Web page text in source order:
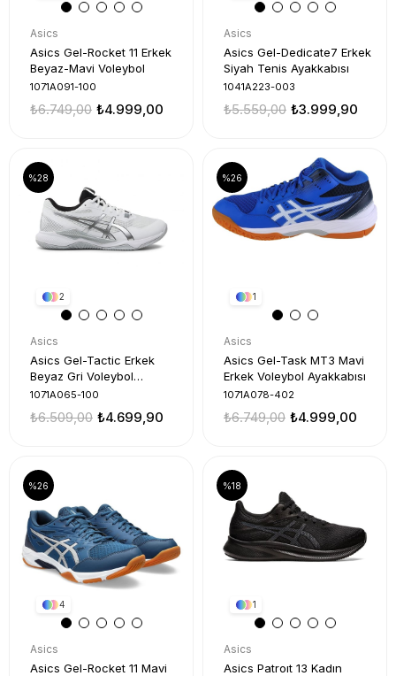
Asics
Asics Gel-Rocket 11 Erkek
Beyaz-Mavi Voleybol
1071A091-100
₺4.999,00
₺6.749,00
Asics
Asics Gel-Dedicate7 Erkek
Siyah Tenis Ayakkabısı
1041A223-003
₺3.999,90
₺5.559,00
2
Asics
Asics Gel-Tactic Erkek
Beyaz Gri Voleybol
Ayakkabı
1071A065-100
₺4.699,90
₺6.509,00
%28
1
Asics
Asics Gel-Task MT3 Mavi
Erkek Voleybol Ayakkabısı
1071A078-402
₺4.999,00
₺6.749,00
%26
4
Asics
Asics Gel-Rocket 11 Mavi
%26
1
Asics
Asics Patroıt 13 Kadın
%18